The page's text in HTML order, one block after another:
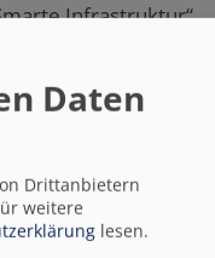
Infrastruktur“
als
für alle
Modellprojekts.
den
(umfasst den
IoT-Plattform)
ein Low Power
Daten
Drittanbietern
weitere
lesen.